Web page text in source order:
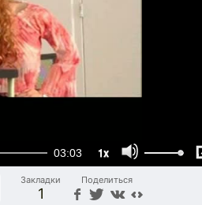
03:03 1x
Закладки
1
Поделиться